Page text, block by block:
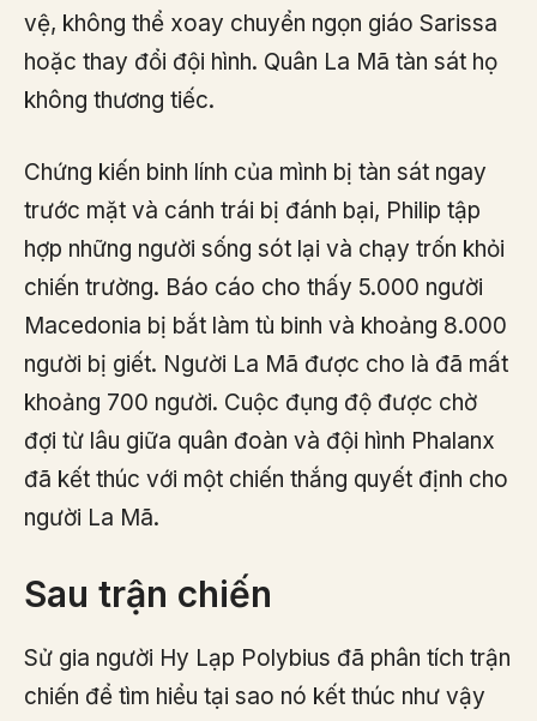
vệ, không thể xoay chuyển ngọn giáo Sarissa
hoặc thay đổi đội hình. Quân La Mã tàn sát họ
không thương tiếc.
Chứng kiến ​​binh lính của mình bị tàn sát ngay
trước mặt và cánh trái bị đánh bại, Philip tập
hợp những người sống sót lại và chạy trốn khỏi
chiến trường. Báo cáo cho thấy 5.000 người
Macedonia bị bắt làm tù binh và khoảng 8.000
người bị giết. Người La Mã được cho là đã mất
khoảng 700 người. Cuộc đụng độ được chờ
đợi từ lâu giữa quân đoàn và đội hình Phalanx
đã kết thúc với một chiến thắng quyết định cho
người La Mã.
Sau trận chiến
Sử gia người Hy Lạp Polybius đã phân tích trận
chiến để tìm hiểu tại sao nó kết thúc như vậy